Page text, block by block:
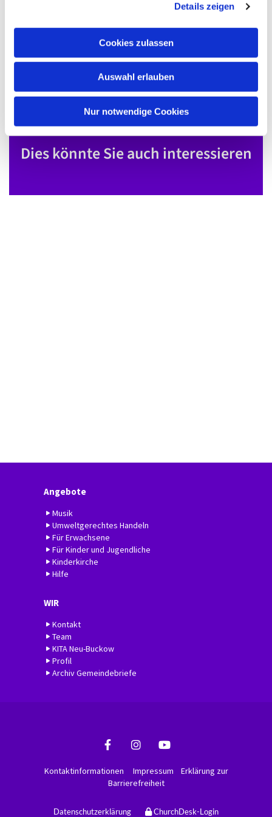
Details zeigen
Cookies zulassen
Auswahl erlauben
Nur notwendige Cookies
Dies könnte Sie auch interessieren
Angebote
Musik
Umweltgerechtes Handeln
Für Erwachsene
Für Kinder und Jugendliche
Kinderkirche
Hilfe
WIR
Kontakt
Team
KITA Neu-Buckow
Profil
Archiv Gemeindebriefe
Kontaktinformationen Impressum
Erklärung zur
Barrierefreiheit
Datenschutzerklärung ChurchDesk-Login